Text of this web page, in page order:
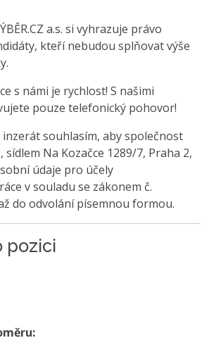
a.s. si vyhrazuje právo
kteří nebudou splňovat výše
s námi je rychlost! S našimi
pouze telefonický pohovor!
souhlasím, aby společnost
sídlem Na Kozačce 1289/7, Praha 2,
údaje pro účely
v souladu se zákonem č.
do odvolání písemnou formou.
pozici